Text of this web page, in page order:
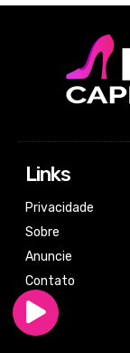
Links
Privacidade
Sobre
Anuncie
Contato